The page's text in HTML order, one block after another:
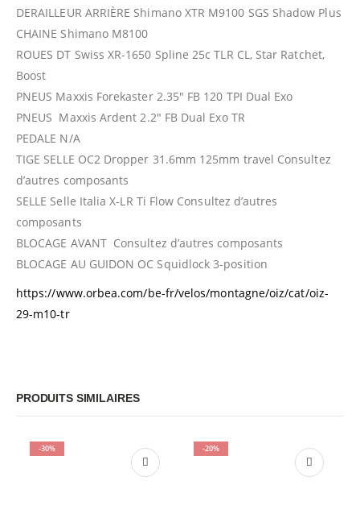
DERAILLEUR ARRIÈRE Shimano XTR M9100 SGS Shadow Plus
CHAINE Shimano M8100
ROUES DT Swiss XR-1650 Spline 25c TLR CL, Star Ratchet,
Boost
PNEUS Maxxis Forekaster 2.35″ FB 120 TPI Dual Exo
PNEUS Maxxis Ardent 2.2″ FB Dual Exo TR
PEDALE N/A
TIGE SELLE OC2 Dropper 31.6mm 125mm travel Consultez
d’autres composants
SELLE Selle Italia X-LR Ti Flow Consultez d’autres
composants
BLOCAGE AVANT Consultez d’autres composants
BLOCAGE AU GUIDON OC Squidlock 3-position
https://www.orbea.com/be-fr/velos/montagne/oiz/cat/oiz-
29-m10-tr
PRODUITS SIMILAIRES
-30% -20%